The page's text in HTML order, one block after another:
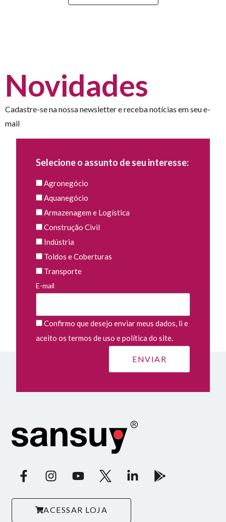
Novidades
Cadastre-se na nossa newsletter e receba notícias em seu e-
mail
Selecione o assunto de seu interesse:
Agronegócio
Aquanegócio
Armazenagem e Logística
Construção Civil
Indústria
Toldos e Coberturas
Transporte
E-mail
Confirmo que desejo enviar meus dados, li e
aceito os termos de uso e política do site.
ACESSAR LOJA